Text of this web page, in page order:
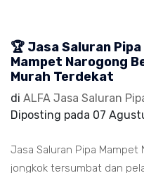
🏆 Jasa Saluran Pipa
Mampet Narogong
Murah Terdekat
di ALFA Jasa Saluran
Diposting pada 07
Jasa Saluran Pipa
jongkok tersumbat dan